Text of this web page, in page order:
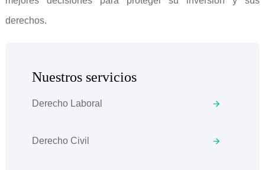
derechos.
Nuestros servicios
Derecho Laboral
Derecho Civil